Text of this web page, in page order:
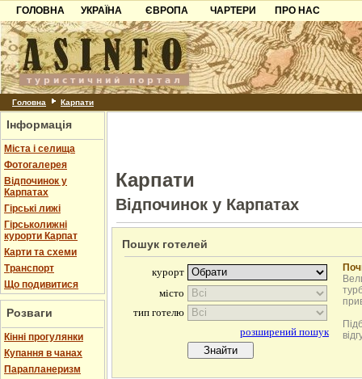
ГОЛОВНА
УКРАЇНА
Карпати
Азов
Причорноморря
Шацьк
ЄВРОПА
Чорногорія
Хорватія
Болгарія
ЧАРТЕРИ
ПРО НАС
Контакти
Партнерам
Додати готель
Головна Карпати
Інформація
Міста і селища
Фотогалерея
Відпочинок у
Карпатах
Гірські лижі
Гірськолижні
курорти Карпат
Карти та схеми
Транспорт
Що подивитися
Розваги
Кінні прогулянки
Купання в чанах
Парапланеризм
Карпати
Відпочинок у Карпатах
Пошук готелей